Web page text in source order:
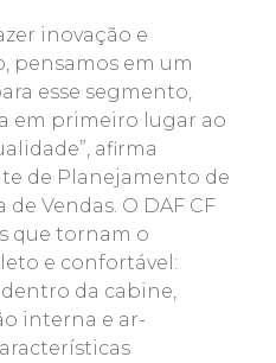
inovação e
pensamos em um
esse segmento,
em primeiro lugar ao
afirma
de Planejamento de
Vendas. O DAF CF
que tornam o
e confortável:
da cabine,
interna e ar-